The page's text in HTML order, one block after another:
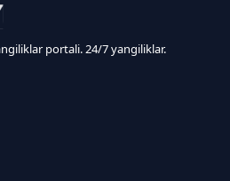
portali. 24/7 yangiliklar.